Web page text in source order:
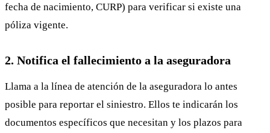
fecha de nacimiento, CURP) para verificar si existe una
póliza vigente.
2. Notifica el fallecimiento a la aseguradora
Llama a la línea de atención de la aseguradora lo antes
posible para reportar el siniestro. Ellos te indicarán los
documentos específicos que necesitan y los plazos para